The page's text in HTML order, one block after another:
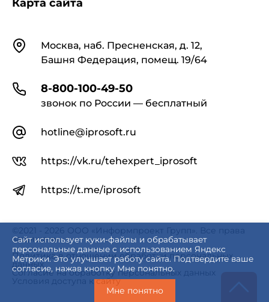
Сайт использует куки-файлы и обрабатывает
персональные данные с использованием Яндекс
Метрики. Это улучшает работу сайта. Подтвердите ваше
согласие, нажав кнопку Мне понятно.
Мне понятно
КонтактыМосква, наб. Пресненская, д. 12,
Башня Федерация, помещ. 19/64
8-800-100-49-50
звонок по России — бесплатный
hotline@iprosoft.ru
https://vk.ru/tehexpert_iprosoft
https://t.me/iprosoft
Карта сайта
©2021 - 2026 ООО «Информпроект Групп». Все права
защищены.
Политика в отношении обработки персональных
данных
Согласие на обработку персональных данных
Условия доступа к сайту